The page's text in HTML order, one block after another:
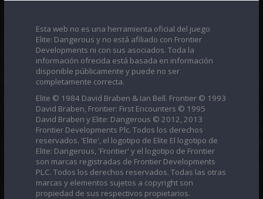
Esta web no es una herramienta oficial del juego
Elite: Dangerous y no está afiliado con Frontier
Developments ni con sus asociados. Toda la
información ofrecida está basada en información
disponible públicamente y puede no ser
completamente correcta.
Elite © 1984 David Braben & Ian Bell. Frontier © 1993
David Braben, Frontier: First Encounters © 1995
David Braben y Elite: Dangerous © 2012, 2013
Frontier Developments Plc. Todos los derechos
reservados. 'Elite', el logotipo de Elite El logotipo de
Elite: Dangerous, 'Frontier' y el logotipo de Frontier
son marcas registradas de Frontier Developments
PLC. Todos los derechos reservados. Todas las otras
marcas y elementos sujetos a copyright son
propiedad de sus respectivos propietarios.